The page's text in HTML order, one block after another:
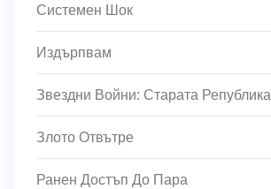
Системен Шок
Издърпвам
Звездни Войни: Старата Република
Злото Отвътре
Ранен Достъп До Пара